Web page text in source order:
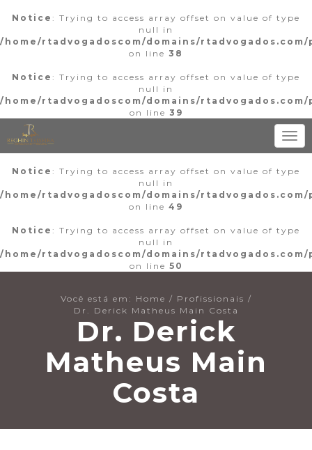
Notice : Trying to access array offset on value of type
null in
/home/rtadvogadoscom/domains/
on line 38
Notice : Trying to access array offset on value of type
null in
/home/rtadvogadoscom/domains/
on line 39
Notice : Trying to access array offset on value of type
null in
/home/rtadvogadoscom/domains/
on line 49
Notice : Trying to access array offset on value of type
null in
/home/rtadvogadoscom/domains/
on line 50
Você está em: Home / Profissionais /
Dr. Derick Matheus Main Costa
Dr. Derick
Matheus Main
Costa